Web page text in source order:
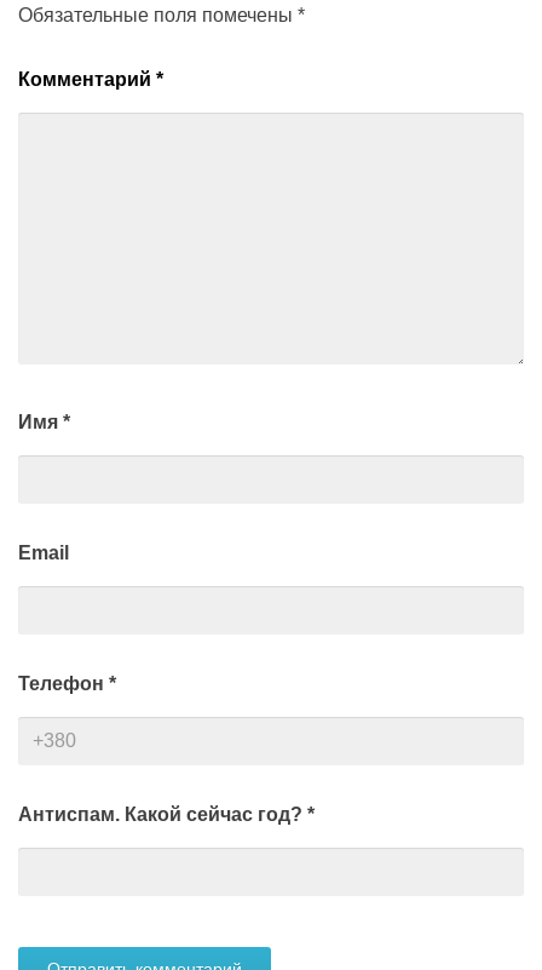
Обязательные поля помечены *
Комментарий *
Имя *
Email
Телефон *
Антиспам. Какой сейчас год? *